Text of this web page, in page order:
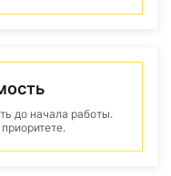
до начала работы.